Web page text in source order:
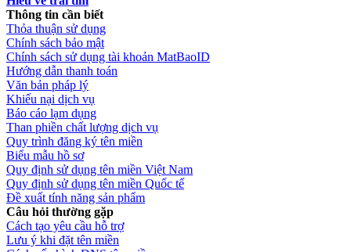
Thông tin cần biết
Thỏa thuận sử dụng
Chính sách bảo mật
Chính sách sử dụng tài khoản MatBaoID
Hướng dẫn thanh toán
Văn bản pháp lý
Khiếu nại dịch vụ
Báo cáo lạm dụng
Than phiền chất lượng dịch vụ
Quy trình đăng ký tên miền
Biểu mẫu hồ sơ
Quy định sử dụng tên miền Việt Nam
Quy định sử dụng tên miền Quốc tế
Đề xuất tính năng sản phẩm
Câu hỏi thường gặp
Cách tạo yêu cầu hỗ trợ
Lưu ý khi đặt tên miền